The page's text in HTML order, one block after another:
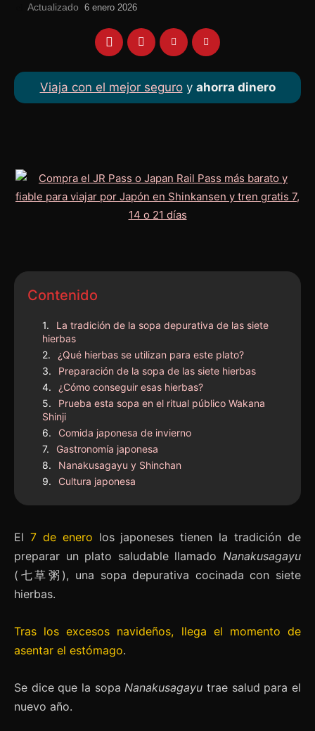
Actualizado 6 enero 2026
Viaja con el mejor seguroy ahorra dinero
Contenido
La tradición de la sopa depurativa de las siete
hierbas
¿Qué hierbas se utilizan para este plato?
Preparación de la sopa de las siete hierbas
¿Cómo conseguir esas hierbas?
Prueba esta sopa en el ritual público Wakana
Shinji
Comida japonesa de invierno
Gastronomía japonesa
Nanakusagayu y Shinchan
Cultura japonesa
El 7 de enero los japoneses tienen la tradición de
preparar un plato saludable llamado Nanakusagayu
(七草粥), una sopa depurativa cocinada con siete
hierbas.
Tras los excesos navideños, llega el momento de
asentar el estómago.
Se dice que la sopa Nanakusagayutrae salud para el
nuevo año.